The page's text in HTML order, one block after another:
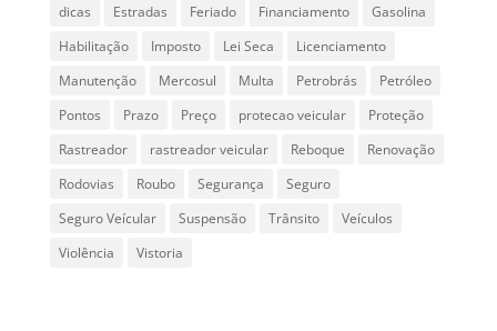
dicas
Estradas Feriado Financiamento
Gasolina
Habilitação
Imposto Lei Seca
Licenciamento
Manutenção
Mercosul Multa Petrobrás
Petróleo
Pontos
Prazo Preço protecao veicular
Proteção
Rastreador
rastreador veicular Reboque
Renovação
Rodovias
Roubo Segurança
Seguro
Seguro Veícular
Suspensão Trânsito
Veículos
Violência
Vistoria